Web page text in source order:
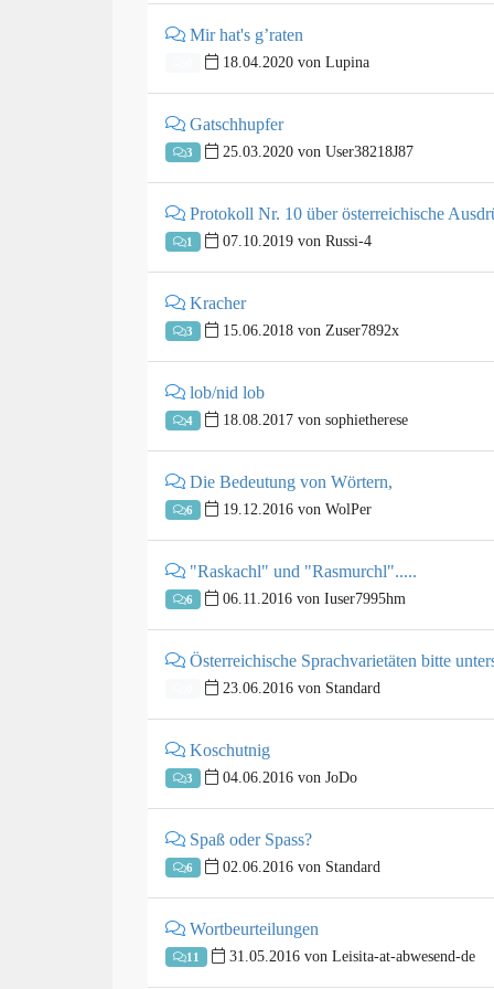
Mir hat's g’raten
18.04.2020 von Lupina
Gatschhupfer
3 25.03.2020 von User38218J87
Protokoll Nr. 10 über österreichische
1 07.10.2019 von Russi-4
Kracher
3 15.06.2018 von Zuser7892x
lob/nid lob
4 18.08.2017 von sophietherese
Die Bedeutung von Wörtern,
6 19.12.2016 von WolPer
"Raskachl" und "Rasmurchl".....
6 06.11.2016 von Iuser7995hm
Österreichische Sprachvarietäten bitte
23.06.2016 von Standard
Koschutnig
3 04.06.2016 von JoDo
Spaß oder Spass?
6 02.06.2016 von Standard
Wortbeurteilungen
11 31.05.2016 von Leisita-at-abwesend-de